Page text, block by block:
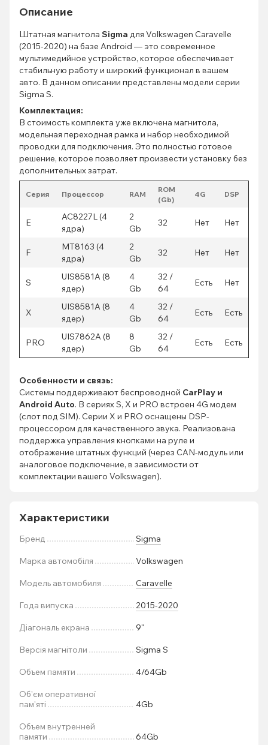
Описание
Штатная магнитола Sigma для Volkswagen Caravelle
(2015-2020) на базе Android — это современное
мультимедийное устройство, которое обеспечивает
стабильную работу и широкий функционал в вашем
авто. В данном описании представлены модели серии
Sigma S.
Комплектация:
В стоимость комплекта уже включена магнитола,
модельная переходная рамка и набор необходимой
проводки для подключения. Это полностью готовое
решение, которое позволяет произвести установку без
дополнительных затрат.
Серия Процессор RAM
ROM
(Gb)
4G DSP
E
AC8227L (4
ядра)
2
Gb
32 Нет Нет
F
MT8163 (4
ядра)
2
Gb
32 Нет Нет
S
UIS8581A (8
ядер)
4
Gb
32 /
64
Есть Нет
X
UIS8581A (8
ядер)
4
Gb
32 /
64
Есть Есть
PRO
UIS7862A (8
ядер)
8
Gb
32 /
64
Есть Есть
Особенности и связь:
Системы поддерживают беспроводной CarPlay и
Android Auto. В сериях S, X и PRO встроен 4G модем
(слот под SIM). Серии X и PRO оснащены DSP-
процессором для качественного звука. Реализована
поддержка управления кнопками на руле и
отображение штатных функций (через CAN-модуль или
аналоговое подключение, в зависимости от
комплектации вашего Volkswagen).
Характеристики
Бренд Sigma
Марка автомобіля Volkswagen
Модель автомобиля Caravelle
Года випуска 2015-2020
Діагональ екрана 9"
Версія магнітоли Sigma S
Объем памяти 4/64Gb
Об'єм оперативної
пам'яті
4Gb
Объем внутренней
памяти
64Gb